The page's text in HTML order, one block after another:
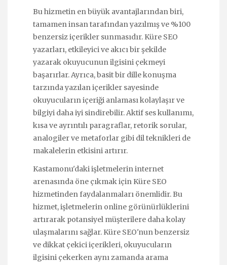
Bu hizmetin en büyük avantajlarından biri,
tamamen insan tarafından yazılmış ve %100
benzersiz içerikler sunmasıdır. Küre SEO
yazarları, etkileyici ve akıcı bir şekilde
yazarak okuyucunun ilgisini çekmeyi
başarırlar. Ayrıca, basit bir dille konuşma
tarzında yazılan içerikler sayesinde
okuyucuların içeriği anlaması kolaylaşır ve
bilgiyi daha iyi sindirebilir. Aktif ses kullanımı,
kısa ve ayrıntılı paragraflar, retorik sorular,
analogiler ve metaforlar gibi dil teknikleri de
makalelerin etkisini artırır.
Kastamonu'daki işletmelerin internet
arenasında öne çıkmak için Küre SEO
hizmetinden faydalanmaları önemlidir. Bu
hizmet, işletmelerin online görünürlüklerini
artırarak potansiyel müşterilere daha kolay
ulaşmalarını sağlar. Küre SEO'nun benzersiz
ve dikkat çekici içerikleri, okuyucuların
ilgisini çekerken aynı zamanda arama